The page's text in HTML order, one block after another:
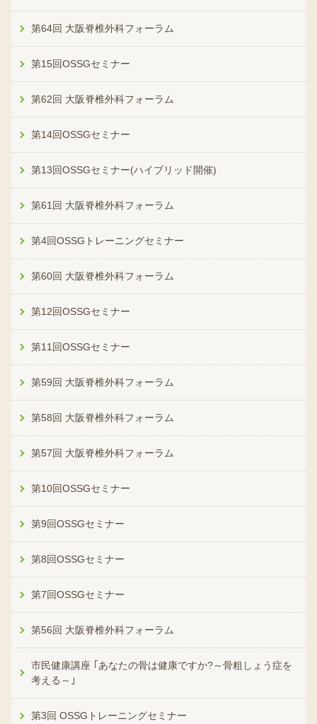
第64回 大阪脊椎外科フォーラム
第15回OSSGセミナー
第62回 大阪脊椎外科フォーラム
第14回OSSGセミナー
第13回OSSGセミナー(ハイブリッド開催)
第61回 大阪脊椎外科フォーラム
第4回OSSGトレーニングセミナー
第60回 大阪脊椎外科フォーラム
第12回OSSGセミナー
第11回OSSGセミナー
第59回 大阪脊椎外科フォーラム
第58回 大阪脊椎外科フォーラム
第57回 大阪脊椎外科フォーラム
第10回OSSGセミナー
第9回OSSGセミナー
第8回OSSGセミナー
第7回OSSGセミナー
第56回 大阪脊椎外科フォーラム
市民健康講座 ｢あなたの骨は健康ですか?～骨粗しょう症を
考える～｣
第3回 OSSGトレーニングセミナー